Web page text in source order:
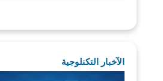
الآخبار التكنلوجية